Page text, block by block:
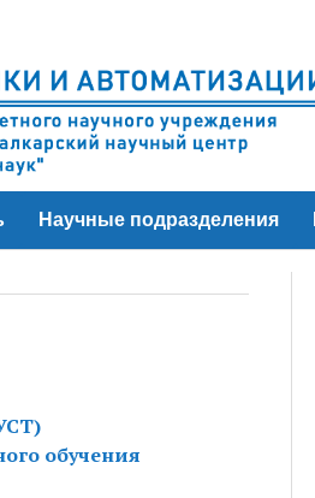
Научные подразделения
обучения